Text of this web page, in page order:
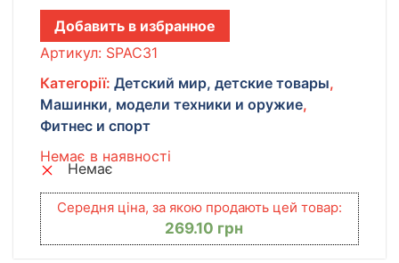
Добавить в избранное
Артикул: SPAC31
Категорії: Детский мир, детские товары,
Машинки, модели техники и оружие,
Фитнес и спорт
Немає в наявності
Немає
Середня ціна, за якою продають цей товар:
269.10 грн